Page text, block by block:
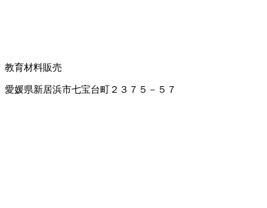
教育材料販売
愛媛県新居浜市七宝台町２３７５－５７